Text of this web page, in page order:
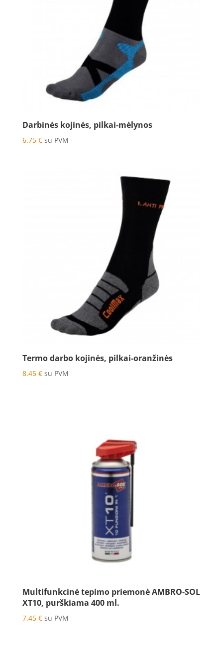
Darbinės kojinės, pilkai-mėlynos
6.75 € su PVM
Termo darbo kojinės, pilkai-oranžinės
8.45 € su PVM
Multifunkcinė tepimo priemonė AMBRO-SOL
XT10, purškiama 400 ml.
7.45 € su PVM